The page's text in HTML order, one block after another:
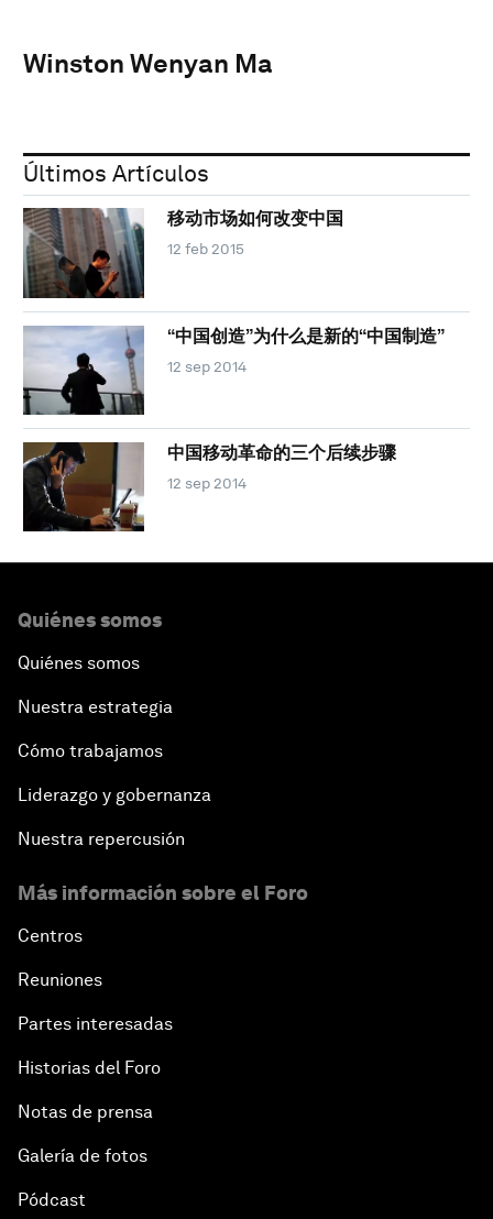
Winston Wenyan Ma
Últimos Artículos
移动市场如何改变中国
12 feb 2015
“中国创造”为什么是新的“中国制造”
12 sep 2014
中国移动革命的三个后续步骤
12 sep 2014
Quiénes somos
Quiénes somos
Nuestra estrategia
Cómo trabajamos
Liderazgo y gobernanza
Nuestra repercusión
Más información sobre el Foro
Centros
Reuniones
Partes interesadas
Historias del Foro
Notas de prensa
Galería de fotos
Pódcast